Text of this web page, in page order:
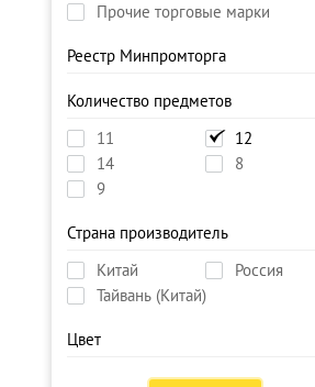
Прочие торговые марки
Реестр Минпромторга
Количество предметов
11
12
14
8
9
Страна производитель
Китай
Россия
Тайвань (Китай)
Цвет